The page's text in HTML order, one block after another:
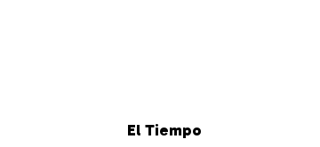
El Tiempo